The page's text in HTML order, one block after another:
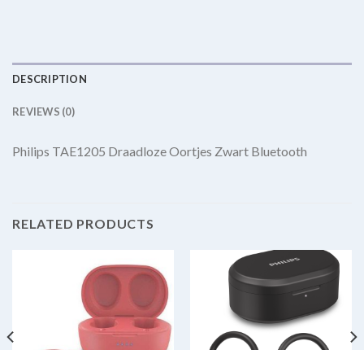
DESCRIPTION
REVIEWS (0)
Philips TAE1205 Draadloze Oortjes Zwart Bluetooth
RELATED PRODUCTS